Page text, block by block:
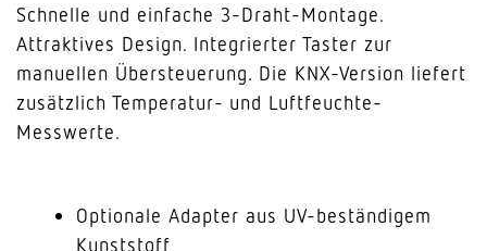
Schnelle und einfache 3-Draht-Montage.
Attraktives Design. Integrierter Taster zur
manuellen Übersteuerung. Die KNX-Version liefert
zusätzlich Temperatur- und Luftfeuchte-
Messwerte.
Optionale Adapter aus UV-beständigem
Kunststoff